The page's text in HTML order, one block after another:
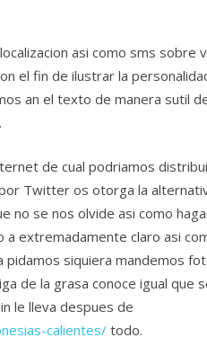
asi como sms sobre
el fin de ilustrar la
an el texto de manera sutil
de cual podriamos
Twitter os otorga la
no se nos olvide asi como
extremadamente claro asi
siquiera mandemos
de la grasa conoce igual que
le lleva despues de
calientes/ todo.